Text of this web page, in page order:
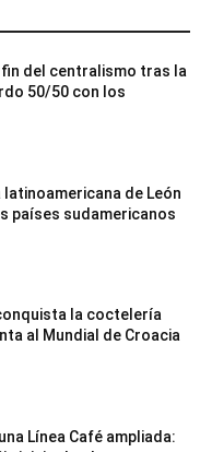
fin del centralismo tras la
50/50 con los
latinoamericana de León
países sudamericanos
la coctelería
al Mundial de Croacia
Línea Café ampliada: